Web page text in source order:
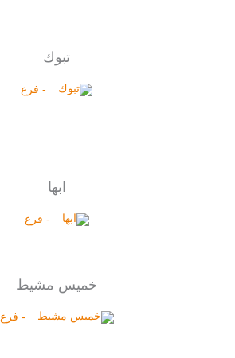
تبوك
- فرع
ابها
- فرع
خميس مشيط
- فرع